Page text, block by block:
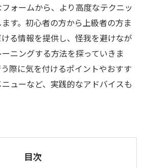
ォームから、より高度なテクニッ
す。初心者の方から上級者の方ま
る情報を提供し、怪我を避けなが
ニングする方法を探っていきま
際に気を付けるポイントやおすす
ューなど、実践的なアドバイスも
目次